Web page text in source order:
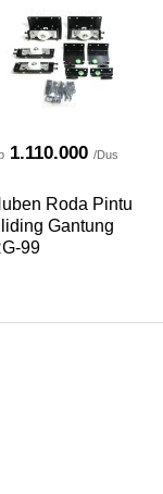
1.110.000 /Dus
Roda Pintu
Gantung
99